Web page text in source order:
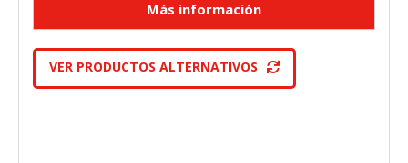
VER PRODUCTOS ALTERNATIVOS